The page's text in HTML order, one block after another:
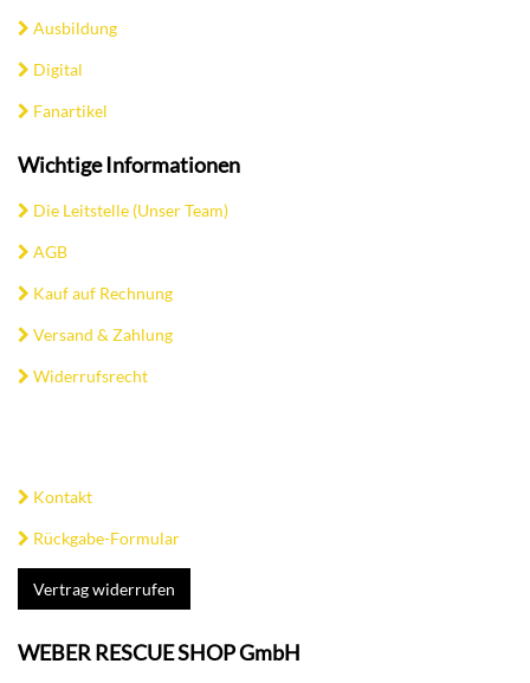
Ausbildung
Digital
Fanartikel
Wichtige Informationen
Die Leitstelle (Unser Team)
AGB
Kauf auf Rechnung
Versand & Zahlung
Widerrufsrecht
Kontakt
Rückgabe-Formular
Vertrag widerrufen
WEBER RESCUE SHOP GmbH